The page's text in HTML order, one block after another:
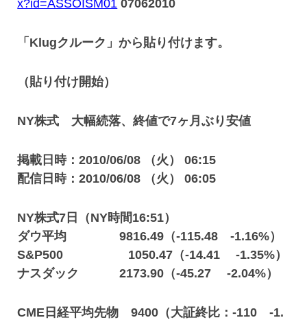
x?id=ASSOISM01 07062010
「Klugクルーク」から貼り付けます。
（貼り付け開始）
NY株式 大幅続落、終値で7ヶ月ぶり安値
掲載日時：2010/06/08 （火） 06:15
配信日時：2010/06/08 （火） 06:05
NY株式7日（NY時間16:51）
ダウ平均 9816.49（-115.48 -1.16%）
S&P500 1050.47（-14.41 -1.35%）
ナスダック 2173.90（-45.27 -2.04%）
CME日経平均先物 9400（大証終比：-110 -1.